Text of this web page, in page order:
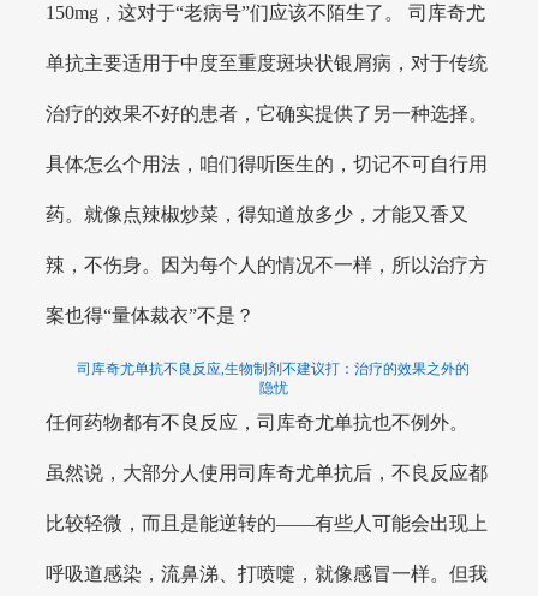
150mg，这对于“老病号”们应该不陌生了。 司库奇尤
单抗主要适用于中度至重度斑块状银屑病，对于传统
治疗的效果不好的患者，它确实提供了另一种选择。
具体怎么个用法，咱们得听医生的，切记不可自行用
药。就像点辣椒炒菜，得知道放多少，才能又香又
辣，不伤身。因为每个人的情况不一样，所以治疗方
案也得“量体裁衣”不是？
司库奇尤单抗不良反应,生物制剂不建议打：治疗的效果之外的
隐忧
任何药物都有不良反应，司库奇尤单抗也不例外。
虽然说，大部分人使用司库奇尤单抗后，不良反应都
比较轻微，而且是能逆转的——有些人可能会出现上
呼吸道感染，流鼻涕、打喷嚏，就像感冒一样。但我